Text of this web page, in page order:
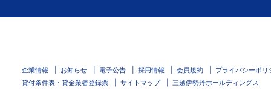
企業情報 お知らせ 電子公告 採用情報 会員規約
プライバシーポリ
貸付条件表・貸金業者登録票
サイトマップ 三越伊勢丹ホールディングス